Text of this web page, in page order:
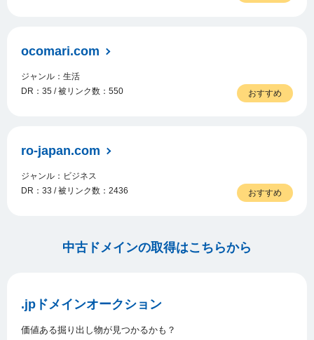
ocomari.com
ジャンル：生活
DR：35 / 被リンク数：550
おすすめ
ro-japan.com
ジャンル：ビジネス
DR：33 / 被リンク数：2436
おすすめ
中古ドメインの取得はこちらから
.jpドメインオークション
価値ある掘り出し物が見つかるかも？